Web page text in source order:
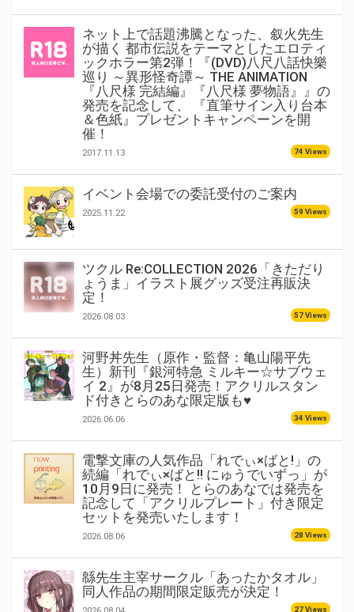
ネット上で話題沸騰となった、叙火先生
が描く 都市伝説をテーマとしたエロティ
ックホラー第2弾！『(DVD)八尺八話快樂
巡り ～異形怪奇譚～ THE ANIMATION
『八尺様 完結編』『八尺様 夢物語』』の
発売を記念して、 『直筆サイン入り台本
＆色紙』プレゼントキャンペーンを開
催！
2017.11.13 74 Views
イベント会場での委託受付のご案内
2025.11.22 59 Views
ツクル Re:COLLECTION 2026「きただり
ょうま」イラスト展グッズ受注再販決
定！
2026.08.03 57 Views
河野丼先生（原作・監督：亀山陽平先
生）新刊『銀河特急 ミルキー☆サブウェ
イ 2』が8月25日発売！アクリルスタン
ド付きとらのあな限定版も♥
2026.06.06 34 Views
電撃文庫の人気作品「れでぃ×ばと!」の
続編「れでぃ×ばと!! にゅうでいずっ」が
10月9日に発売！ とらのあなでは発売を
記念して「アクリルプレート」付き限定
セットを発売いたします！
2026.08.06 28 Views
緜先生主宰サークル「あったかタオル」
同人作品の期間限定販売が決定！
27 Views